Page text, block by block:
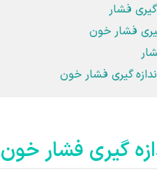
گیری فشار
فشار خون
گیری فشار خون
گیری فشار خون